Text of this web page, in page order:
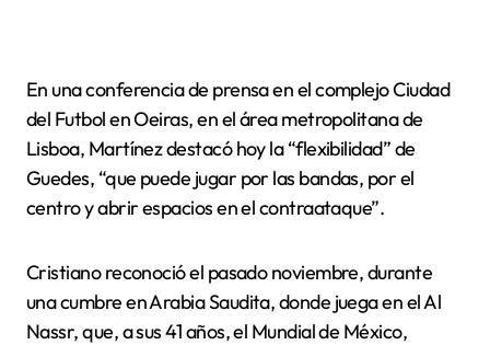
En una conferencia de prensa en el complejo Ciudad
del Futbol en Oeiras, en el área metropolitana de
Lisboa, Martínez destacó hoy la “flexibilidad” de
Guedes, “que puede jugar por las bandas, por el
centro y abrir espacios en el contraataque”.
Cristiano reconoció el pasado noviembre, durante
una cumbre en Arabia Saudita, donde juega en el Al
Nassr, que, a sus 41 años, el Mundial de México,